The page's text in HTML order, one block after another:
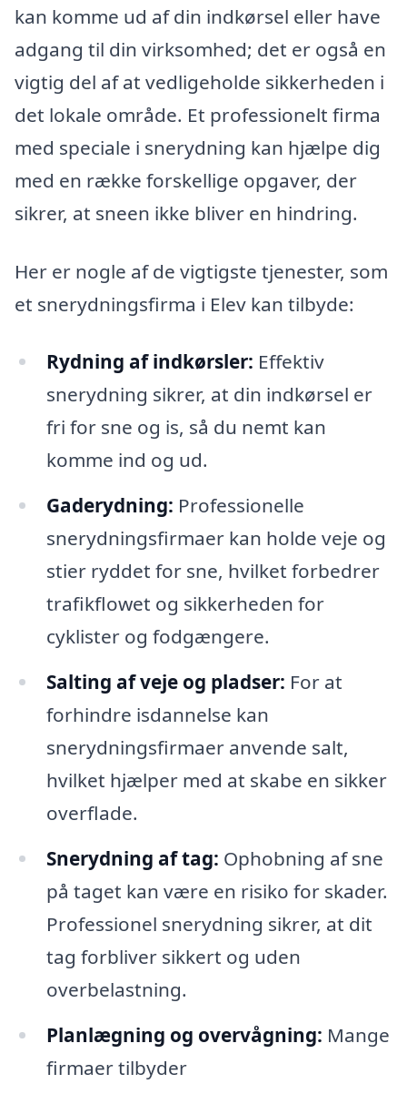
kan komme ud af din indkørsel eller have
adgang til din virksomhed; det er også en
vigtig del af at vedligeholde sikkerheden i
det lokale område. Et professionelt firma
med speciale i snerydning kan hjælpe dig
med en række forskellige opgaver, der
sikrer, at sneen ikke bliver en hindring.
Her er nogle af de vigtigste tjenester, som
et snerydningsfirma i Elev kan tilbyde:
Rydning af indkørsler: Effektiv
snerydning sikrer, at din indkørsel er
fri for sne og is, så du nemt kan
komme ind og ud.
Gaderydning: Professionelle
snerydningsfirmaer kan holde veje og
stier ryddet for sne, hvilket forbedrer
trafikflowet og sikkerheden for
cyklister og fodgængere.
Salting af veje og pladser: For at
forhindre isdannelse kan
snerydningsfirmaer anvende salt,
hvilket hjælper med at skabe en sikker
overflade.
Snerydning af tag: Ophobning af sne
på taget kan være en risiko for skader.
Professionel snerydning sikrer, at dit
tag forbliver sikkert og uden
overbelastning.
Planlægning og overvågning: Mange
firmaer tilbyder